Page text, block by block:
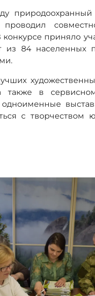
природоохранный
проводил
приняло
из 84 населенных
также в
одноименные
с творчеством